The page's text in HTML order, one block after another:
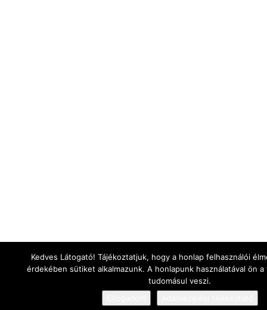
Kedves Látogató! Tájékoztatjuk, hogy a honlap felhasználói
érdekében sütiket alkalmazunk. A honlapunk használatával ön
tudomásul veszi.